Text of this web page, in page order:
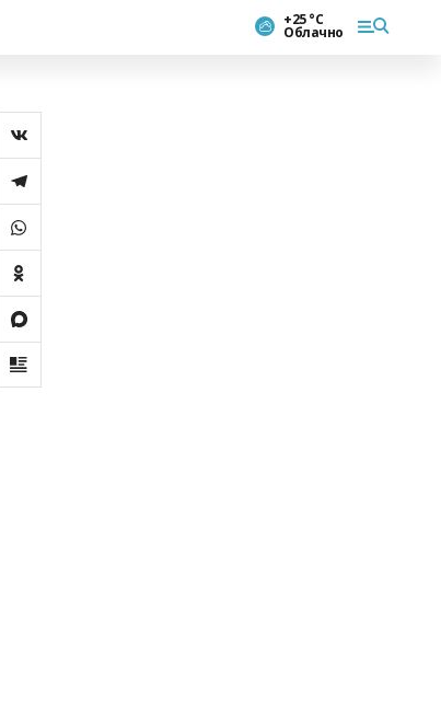
+25 °С
Облачно